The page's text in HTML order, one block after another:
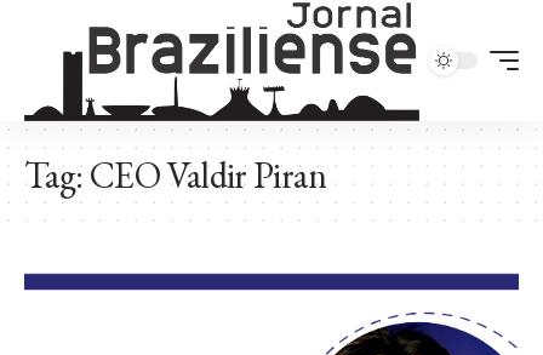
Tag:CEO Valdir Piran